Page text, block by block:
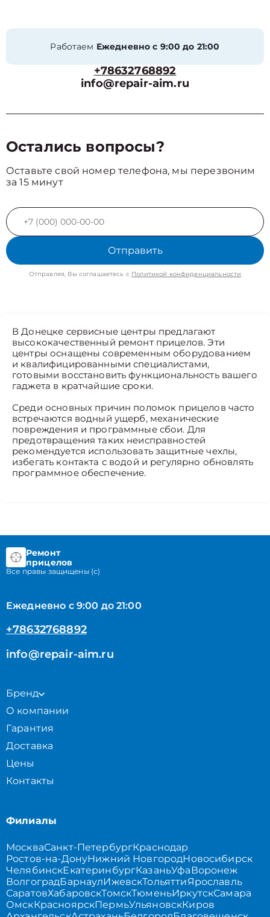
Работаем Ежедневно с 9:00 до 21:00
+78632768892
info@repair-aim.ru
Остались вопросы?
Оставьте свой номер телефона, мы перезвоним
за 15 минут
Отправить
Отправляя, Вы соглашаетесь с Политикой конфиденциальности
В Донецке сервисные центры предлагают
высококачественный ремонт прицелов. Эти
центры оснащены современным оборудованием
и квалифицированными специалистами,
готовыми восстановить функциональность вашего
гаджета в кратчайшие сроки.
Среди основных причин поломок прицелов часто
встречаются водный ущерб, механические
повреждения и программные сбои. Для
предотвращения таких неисправностей
рекомендуется использовать защитные чехлы,
избегать контакта с водой и регулярно обновлять
программное обеспечение.
Ремонт
прицелов
Все правы защищены (с)
Ежедневно с 9:00 до 21:00
+78632768892
info@repair-aim.ru
Бренд
О компании
Гарантия
Доставка
Цены
Контакты
Филиалы
МоскваСанкт-ПетербургКраснодар
Ростов-на-ДонуНижний НовгородНовосибирск
ЧелябинскЕкатеринбургКазаньУфаВоронеж
ВолгоградБарнаулИжевскТольяттиЯрославль
СаратовХабаровскТомскТюменьИркутскСамара
ОмскКрасноярскПермьУльяновскКиров